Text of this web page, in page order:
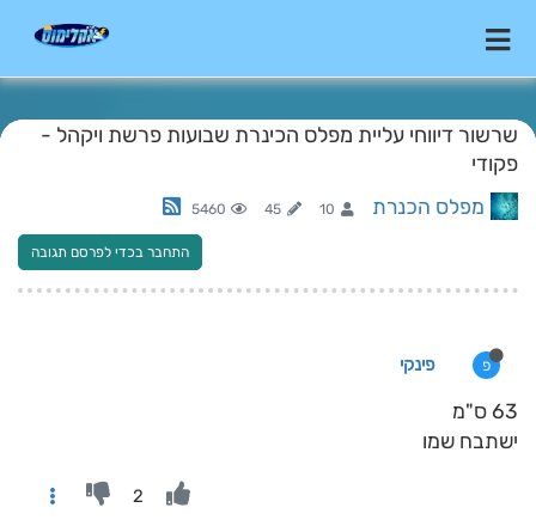
שרשור דיווחי עליית מפלס הכינרת שבועות פרשת ויקהל -
פקודי
מפלס הכנרת 10
45
5460
התחבר בכדי לפרסם תגובה
פ פינקי
63 ס"מ
ישתבח שמו
2